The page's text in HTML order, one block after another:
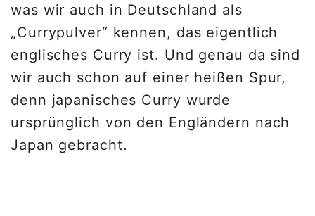
was wir auch in Deutschland als
„Currypulver“ kennen, das eigentlich
englisches Curry ist. Und genau da sind
wir auch schon auf einer heißen Spur,
denn japanisches Curry wurde
ursprünglich von den Engländern nach
Japan gebracht.